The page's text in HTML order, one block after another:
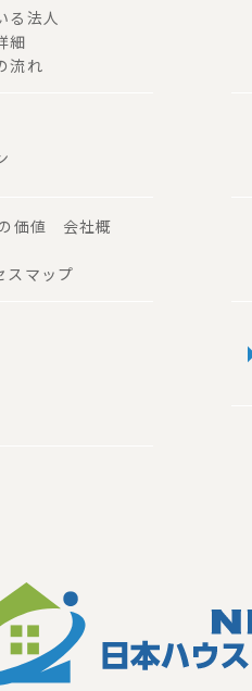
る法人
細
流れ
価値 会社概
スマップ